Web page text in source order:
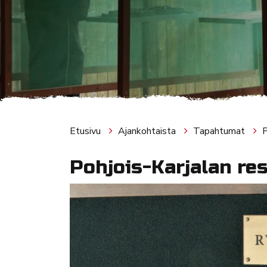
Etusivu Ajankohtaista Tapahtumat
Pohjois-Karjalan